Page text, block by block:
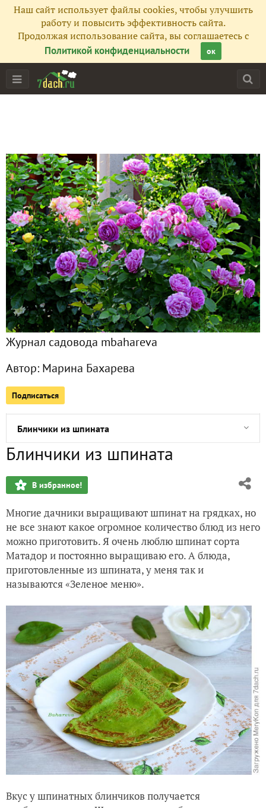
Наш сайт использует файлы cookies, чтобы улучшить
работу и повысить эффективность сайта.
Продолжая использование сайта, вы соглашаетесь с
Политикой конфиденциальности
ок
Журнал садовода mbahareva
Автор: Марина Бахарева
Подписаться
Все публикации 92
Фото 1940
Сейчас обсуждают
Долгожданный приз получен в лучшем виде)
Чудо-котелочек на даче:)
Чудо-кастрюля нашла себе хозяйку!
Мятное печенье
Легкий фруктово-ягодный салатик со шпинатом и сыром
Блинчики из шпината
Райхон-щербет
Сырные блинчики с зеленым луком
Книги Ю. Высоцкой получены!
Сиреневые сны моей весны:)
Как можно измерить температуру почвы в саду (на
Блинчики из шпината
В избранное!
Многие дачники выращивают шпинат на грядках, но
не все знают какое огромное количество блюд из него
можно приготовить. Я очень люблю шпинат сорта
Матадор и постоянно выращиваю его. А блюда,
приготовленные из шпината, у меня так и
называются «Зеленое меню».
Вкус у шпинатных блинчиков получается